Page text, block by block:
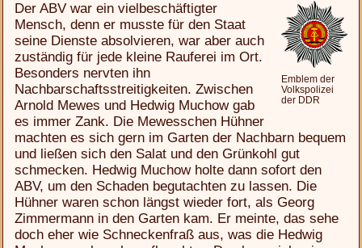
Emblem der
Volkspolizei
der DDR
Der ABV war ein vielbeschäftigter
Mensch, denn er musste für den Staat
seine Dienste absolvieren, war aber auch
zuständig für jede kleine Rauferei im Ort.
Besonders nervten ihn
Nachbarschaftsstreitigkeiten. Zwischen
Arnold Mewes und Hedwig Muchow gab
es immer Zank. Die Mewesschen Hühner
machten es sich gern im Garten der Nachbarn bequem
und ließen sich den Salat und den Grünkohl gut
schmecken. Hedwig Muchow holte dann sofort den
ABV, um den Schaden begutachten zu lassen. Die
Hühner waren schon längst wieder fort, als Georg
Zimmermann in den Garten kam. Er meinte, das sehe
doch eher wie Schneckenfraß aus, was die Hedwig